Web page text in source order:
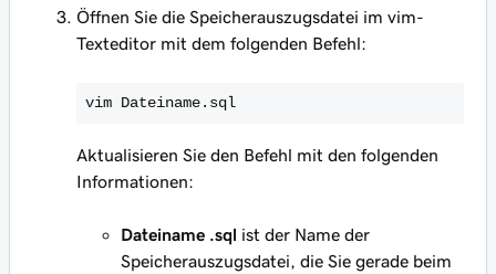
Öffnen Sie die Speicherauszugsdatei im vim-
Texteditor mit dem folgenden Befehl:
vim Dateiname.sql
Aktualisieren Sie den Befehl mit den folgenden
Informationen:
Dateiname .sql ist der Name der
Speicherauszugsdatei, die Sie gerade beim